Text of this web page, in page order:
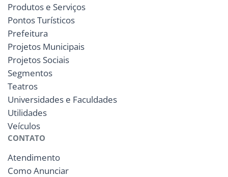
Produtos e Serviços
Pontos Turísticos
Prefeitura
Projetos Municipais
Projetos Sociais
Segmentos
Teatros
Universidades e Faculdades
Utilidades
Veículos
CONTATO
Atendimento
Como Anunciar